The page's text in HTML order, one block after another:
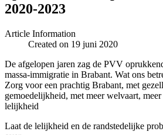
2020-2023
Article Information
Created on 19 juni 2020
De afgelopen jaren zag de PVV
massa-immigratie in Brabant. Wat ons
Zorg voor een prachtig Brabant, met
gemoedelijkheid, met meer welvaart,
lelijkheid
Laat de lelijkheid en de randstedelijke